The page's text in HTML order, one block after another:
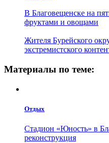
В Благовещенске на
фруктами и овощами
Жителя Бурейского
экстремистского
Материалы по теме:
Отдых
Стадион «Юность» в
реконструкция